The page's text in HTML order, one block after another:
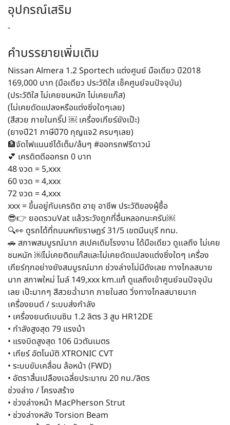
อุปกรณ์เสริม
-
คำบรรยายเพิ่มเติม
Nissan Almera 1.2 Sportech แต่งศูนย์ มือเดียว ปี2018
169,000 บาท (มือเดียว ประวัติใส เช็คศูนย์จนปัจจุบัน)
(ประวัติใส ไม่เคยชนหนัก ไม่เคยแก๊ส)
(ไม่เคยดัดแปลงหรือแต่งซิ่งใดๆเลย)
(สีสวย ภายในกริ๊ป ￼ เครื่องเกียร์ยังเป๊ะ)
(ยางปี21 ภาษีปี70 กุญแจ2 ครบๆเลย)
🏦จัดไฟแนนซ์ได้เต็ม/ล้นๆ #ออกรถฟรีดาวน์
💕 เครดิตดีออกรถ 0 บาท
48 งวด = 5,xxx
60 งวด = 4,xxx
72 งวด = 4,xxx
xxx = ขึ้นอยู่กับเครดิต อายุ อาชีพ ประวัติของผู้ซื้อ
😎👉 ยอดรวมVat แล้วระวังถูกที่อื่นหลอกนะครับ￼
🔍👀 ดูรถได้ที่ถนนหทัยราษฎร์ 31/5 เขตมีนบุรี กทม.
🚗 สภาพสมบูรณ์มาก สเปคเดิมโรงงาน ได้มือเดียว ดูเเลถึง ไม่เคย
ชนหนัก ￼ไม่เคยติดแก๊สและไม่เคยดัดแปลงแต่งซิ่งใดๆ เครื่อง
เกียร์ทุกอย่างยังสมบูรณ์มาก ช่วงล่างไม่มีดังเลย ทางไกลสบาย
มาก สภาพใหม่ ไมล์ 149,xxx km.แท้ ดูแลถึงเข้าศูนย์จนปัจจุบัน
เลย เป๊ะมากๆ สีสวยฉ่ำมาก ภายในสด วิ่งทางไกลสบายมาก
เครื่องยนต์ / ระบบส่งกำลัง
• เครื่องยนต์เบนซิน 1.2 ลิตร 3 สูบ HR12DE
• กำลังสูงสุด 79 แรงม้า
• แรงบิดสูงสุด 106 นิวตันเมตร
• เกียร์ อัตโนมัติ XTRONIC CVT
• ระบบขับเคลื่อน ล้อหน้า (FWD)
• อัตราสิ้นเปลืองเฉลี่ยประมาณ 20 กม./ลิตร
ช่วงล่าง / โครงสร้าง
• ช่วงล่างหน้า MacPherson Strut
• ช่วงล่างหลัง Torsion Beam